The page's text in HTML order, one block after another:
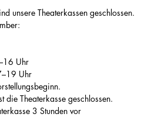
unsere Theaterkassen geschlossen.
Uhr
Uhr
die Theaterkasse geschlossen.
3 Stunden vor